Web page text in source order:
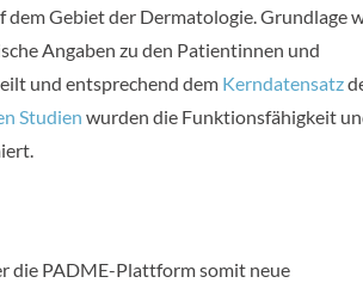
dem Gebiet der Dermatologie. Grundlage
Angaben zu den Patientinnen und
und entsprechend dem Kerndatensatz
Studien wurden die Funktionsfähigkeit
die PADME-Plattform somit neue